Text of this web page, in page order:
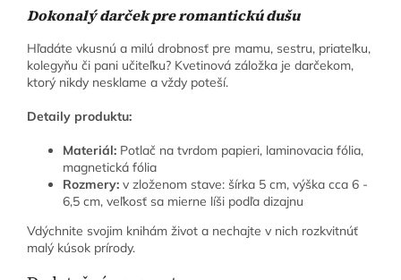
Dokonalý darček pre romantickú dušu
Hľadáte vkusnú a milú drobnosť pre mamu, sestru, priateľku,
kolegyňu či pani učiteľku? Kvetinová záložka je darčekom,
ktorý nikdy nesklame a vždy poteší.
Detaily produktu:
Materiál: Potlač na tvrdom papieri, laminovacia fólia,
magnetická fólia
Rozmery: v zloženom stave: šírka 5 cm, výška cca 6 -
6,5 cm, veľkosť sa mierne líši podľa dizajnu
Vdýchnite svojim knihám život a nechajte v nich rozkvitnúť
malý kúsok prírody.